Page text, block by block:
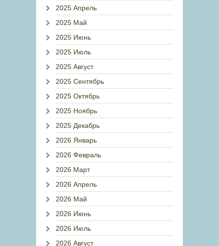
2025 Апрель
2025 Май
2025 Июнь
2025 Июль
2025 Август
2025 Сентябрь
2025 Октябрь
2025 Ноябрь
2025 Декабрь
2026 Январь
2026 Февраль
2026 Март
2026 Апрель
2026 Май
2026 Июнь
2026 Июль
2026 Август